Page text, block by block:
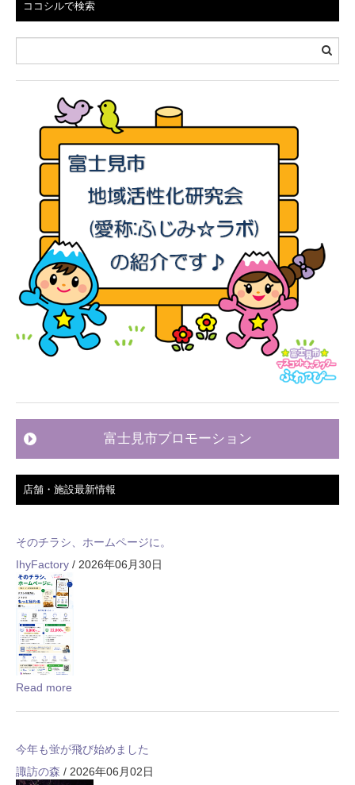
ココシルで検索
富士見市プロモーション
店舗・施設最新情報
そのチラシ、ホームページに。
IhyFactory / 2026年06月30日
Read more
今年も蛍が飛び始めました
諏訪の森 / 2026年06月02日